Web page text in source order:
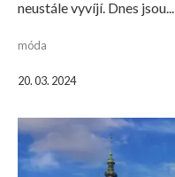
neustále vyvíjí. Dnes jsou...
móda
20. 03. 2024